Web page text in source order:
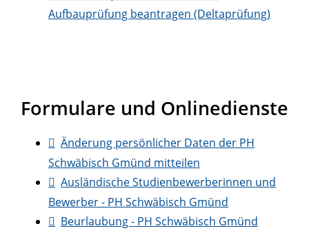
Aufbauprüfung beantragen (Deltaprüfung)
Formulare und Onlinedienste
Änderung persönlicher Daten der PH
Schwäbisch Gmünd mitteilen
Ausländische Studienbewerberinnen und
Bewerber - PH Schwäbisch Gmünd
Beurlaubung - PH Schwäbisch Gmünd